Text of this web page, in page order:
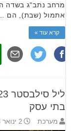
מרחב נתב"ג בשדה
אתמול (שבת), הם …
קרא עוד »
בתי עסק
מערכת 2 ינואר 2023 11:56